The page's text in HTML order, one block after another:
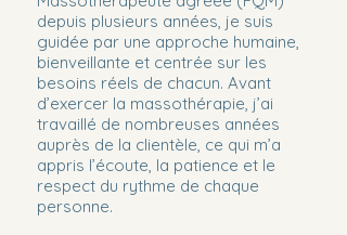
depuis plusieurs années, je suis
guidée par une approche humaine,
bienveillante et centrée sur les
besoins réels de chacun. Avant
d’exercer la massothérapie, j’ai
travaillé de nombreuses années
auprès de la clientèle, ce qui m’a
appris l’écoute, la patience et le
respect du rythme de chaque
personne.